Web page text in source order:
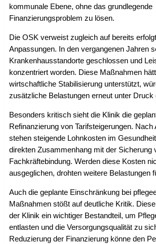
kommunale Ebene, ohne das grundlegende
Finanzierungsproblem zu lösen.
Die OSK verweist zugleich auf bereits
Anpassungen. In den vergangenen Jahren
Krankenhausstandorte geschlossen und
konzentriert worden. Diese Maßnahmen
wirtschaftliche Stabilisierung unterstützt,
zusätzliche Belastungen erneut unter Druck
Besonders kritisch sieht die Klinik die
Refinanzierung von Tarifsteigerungen. Nach
stehen steigende Lohnkosten im
direkten Zusammenhang mit der Sicherung
Fachkräftebindung. Werden diese Kosten
ausgeglichen, drohten weitere Belastungen
Auch die geplante Einschränkung bei
Maßnahmen stößt auf deutliche Kritik.
der Klinik ein wichtiger Bestandteil, um
entlasten und die Versorgungsqualität zu
Reduzierung der Finanzierung könne den